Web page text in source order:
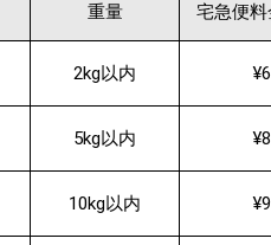
重量 宅急便料
2kg以内
5kg以内
10kg以内